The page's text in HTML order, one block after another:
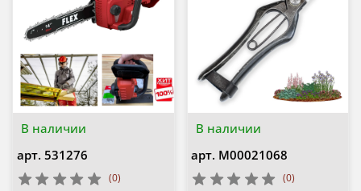
В наличии
арт. 531276
(0)
В наличии
арт. М00021068
(0)